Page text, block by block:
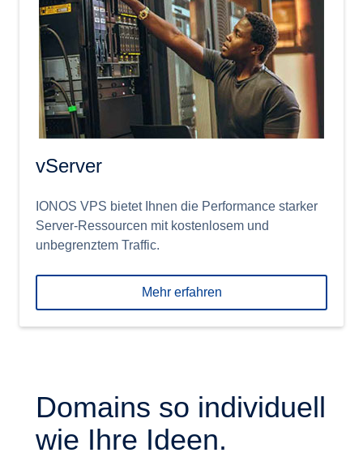
vServer
IONOS VPS bietet Ihnen die Performance starker
Server-Ressourcen mit kostenlosem und
unbegrenztem Traffic.
Mehr erfahren
Domains so individuell
wie Ihre Ideen.